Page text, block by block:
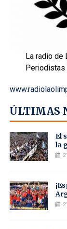
La radio de
Periodistas
ÚLTIMAS
El
la